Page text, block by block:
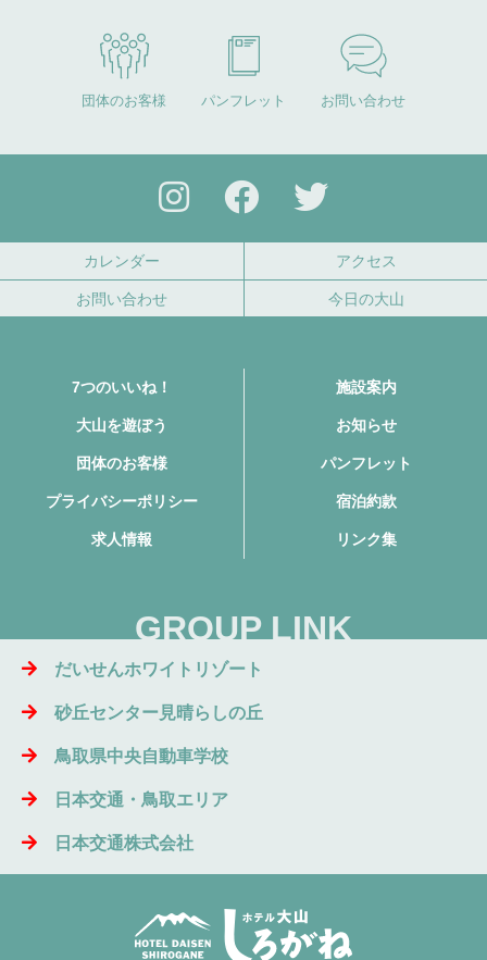
団体のお客様 パンフレット お問い合わせ
カレンダー アクセス
お問い合わせ 今日の大山
7つのいいね！ 施設案内
大山を遊ぼう お知らせ
団体のお客様 パンフレット
プライバシーポリシー 宿泊約款
求人情報 リンク集
GROUP LINK
だいせんホワイトリゾート
砂丘センター見晴らしの丘
鳥取県中央自動車学校
日本交通・鳥取エリア
日本交通株式会社